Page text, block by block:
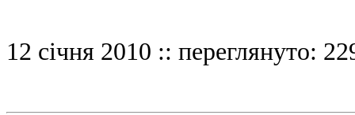
12 січня 2010 :: переглянуто: